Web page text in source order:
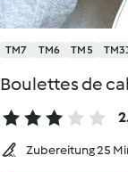
TM7 TM6 TM5
Boulettes de
Zubereitung 25